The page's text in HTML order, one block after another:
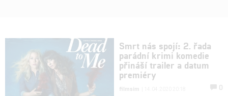
Smrt nás spojí: 2. řada
parádní krimi komedie
přináší trailer a datum
premiéry
filmsim 0